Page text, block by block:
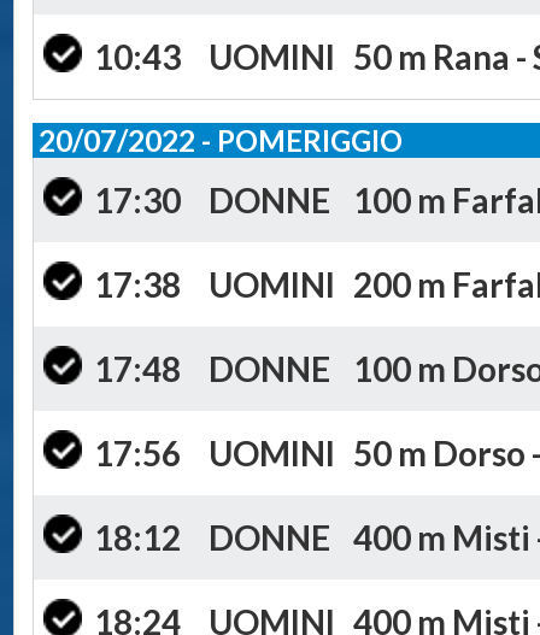
10:43 UOMINI 50 m Rana -
20/07/2022 - POMERIGGIO
17:30 DONNE 100 m
17:38 UOMINI 200 m
17:48 DONNE 100 m
17:56 UOMINI 50 m Dorso
18:12 DONNE 400 m Misti
18:24 UOMINI 400 m Misti